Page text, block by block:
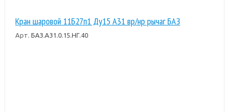
Кран шаровой 11Б27п1 Ду15 А31 вр/нр рычаг БАЗ
Арт. БАЗ.А31.0.15.НГ.40